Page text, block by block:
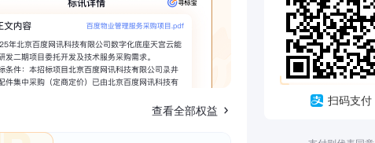
查看全部权益
扫码支付